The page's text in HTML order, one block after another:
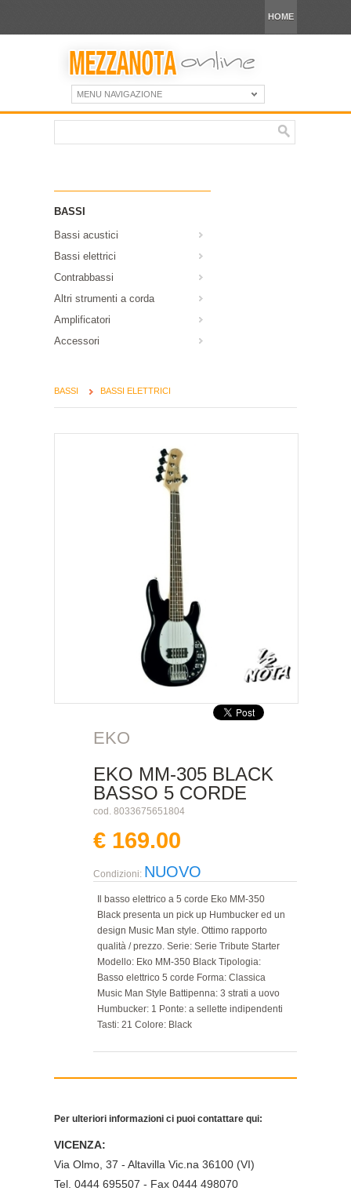
HOME
MENU NAVIGAZIONE
BASSI
Bassi acustici
Bassi elettrici
Contrabbassi
Altri strumenti a corda
Amplificatori
Accessori
BASSI BASSI ELETTRICI
EKO
EKO MM-305 BLACK
BASSO 5 CORDE
cod. 8033675651804
€ 169.00
Condizioni: NUOVO
Il basso elettrico a 5 corde Eko MM-350
Black presenta un pick up Humbucker ed un
design Music Man style. Ottimo rapporto
qualità / prezzo. Serie: Serie Tribute Starter
Modello: Eko MM-350 Black Tipologia:
Basso elettrico 5 corde Forma: Classica
Music Man Style Battipenna: 3 strati a uovo
Humbucker: 1 Ponte: a sellette indipendenti
Tasti: 21 Colore: Black
Per ulteriori informazioni ci puoi contattare qui:
VICENZA:
Via Olmo, 37 - Altavilla Vic.na 36100 (VI)
Tel. 0444 695507 - Fax 0444 498070